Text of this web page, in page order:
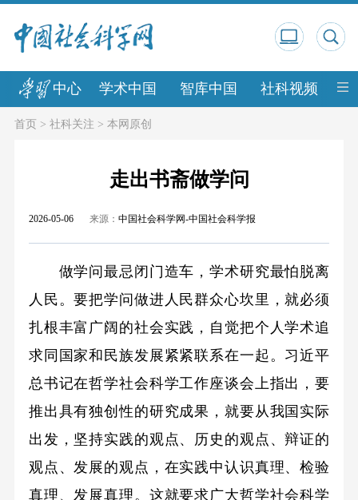
中心 学术中国 智库中国 社科视频 中
首页> 社科关注 > 本网原创
走出书斋做学问
2026-05-06 来源： 中国社会科学网-中国社会科学报
做学问最忌闭门造车，学术研究最怕脱离
人民。要把学问做进人民群众心坎里，就必须
扎根丰富广阔的社会实践，自觉把个人学术追
求同国家和民族发展紧紧联系在一起。习近平
总书记在哲学社会科学工作座谈会上指出，要
推出具有独创性的研究成果，就要从我国实际
出发，坚持实践的观点、历史的观点、辩证的
观点、发展的观点，在实践中认识真理、检验
真理、发展真理。这就要求广大哲学社会科学